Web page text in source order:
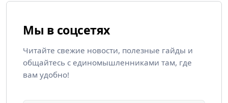
Мы в соцсетях
Читайте свежие новости, полезные гайды и
общайтесь с единомышленниками там, где
вам удобно!